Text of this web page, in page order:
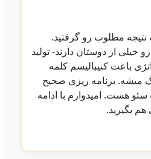
نتیجه مطلوب رو گرفتید.
خیلی از دوستان دارند- تولید
باعث کنیبالیسم کلمه
میشه. برنامه‌ ریزی صحیح
هست. امیدوارم با ادامه
هم بگیرید.